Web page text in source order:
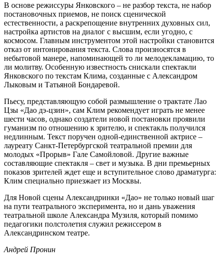
В основе режиссуры Янковского – не разбор текста, не набор
постановочных приемов, не поиск сценической
естественности, а раскрепощение внутренних духовных сил,
настройка артистов на диалог с высшим, если угодно, с
космосом. Главным инструментом этой настройки становится
отказ от интонирования текста. Слова произносятся в
небытовой манере, напоминающей то ли мелодекламацию, то
ли молитву. Особенную известность снискали спектакли
Янковского по текстам Клима, созданные с Александром
Лыковым и Татьяной Бондаревой.
Пьесу, представляющую собой размышление о трактате Лао
Цзы «Дао дэ-цзин», сам Клим рекомендует играть не менее
шести часов, однако создатели новой постановки проявили
гуманизм по отношению к зрителю, и спектакль получился
недлинным. Текст поручен одной-единственной актрисе –
лауреату Санкт-Петербургской театральной премии для
молодых «Прорыв» Гале Самойловой. Другие важные
составляющие спектакля – свет и музыка. В дни премьерных
показов зрителей ждет еще и вступительное слово драматурга:
Клим специально приезжает из Москвы.
Для Новой сцены Александринки «Дао» не только новый шаг
на пути театрального эксперимента, но и дань уважения
театральной школе Александра Музиля, который помимо
педагогики полстолетия служил режиссером в
Александринском театре.
Андрей Пронин